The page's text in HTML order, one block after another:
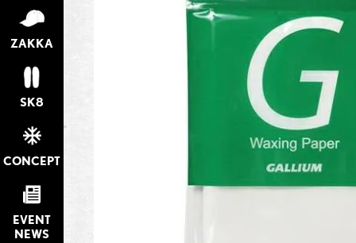
ZAKKA
SK8
CONCEPT
EVENT
NEWS